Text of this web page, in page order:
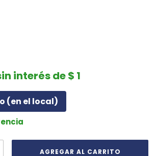
interés de $ 1
(en el local)